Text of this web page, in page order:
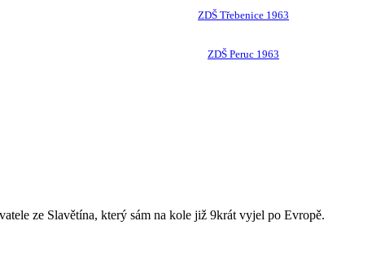
ZDŠ Třebenice 1963
ZDŠ Peruc 1963
ze Slavětína, který sám na kole již 9krát vyjel po Evropě.